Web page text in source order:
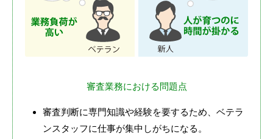
審査業務における問題点
審査判断に専門知識や経験を要するため、ベテラ
ンスタッフに仕事が集中しがちになる。